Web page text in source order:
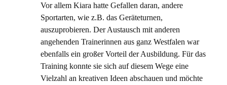
Vor allem Kiara hatte Gefallen daran, andere
Sportarten, wie z.B. das Geräteturnen,
auszuprobieren. Der Austausch mit anderen
angehenden Trainerinnen aus ganz Westfalen war
ebenfalls ein großer Vorteil der Ausbildung. Für das
Training konnte sie sich auf diesem Wege eine
Vielzahl an kreativen Ideen abschauen und möchte